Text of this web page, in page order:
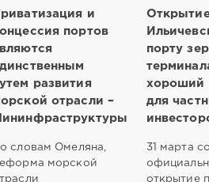
и
портов
развития
отрасли –
словам Омеляна,
морской
порту
хороший
для
31 марта
открытие